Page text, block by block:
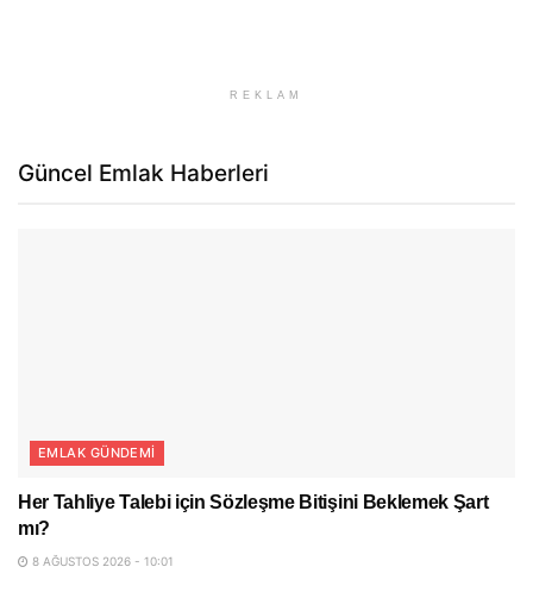
REKLAM
Güncel Emlak Haberleri
EMLAK GÜNDEMI
Her Tahliye Talebi için Sözleşme Bitişini Beklemek Şart
mı?
8 AĞUSTOS 2026 - 10:01